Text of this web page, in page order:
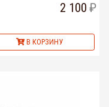
2 100
В КОРЗИНУ